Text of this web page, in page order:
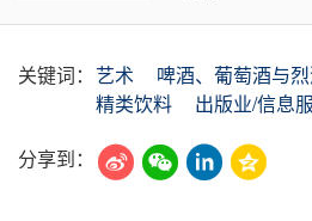
关键词： 艺术 啤酒、葡萄酒与
精类饮料
出版业/信息
分享到：